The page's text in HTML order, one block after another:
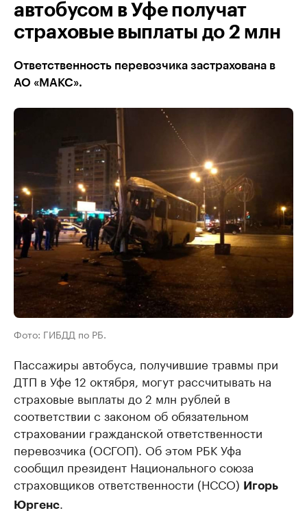
автобусом в Уфе получат
страховые выплаты до 2 млн
Ответственность перевозчика застрахована в
АО «МАКС».
Фото: ГИБДД по РБ.
Пассажиры автобуса, получившие травмы при
ДТП в Уфе 12 октября, могут рассчитывать на
страховые выплаты до 2 млн рублей в
соответствии с законом об обязательном
страховании гражданской ответственности
перевозчика (ОСГОП). Об этом РБК Уфа
сообщил президент Национального союза
страховщиков ответственности (НССО) Игорь
Юргенс